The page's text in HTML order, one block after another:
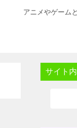
アニメやゲーム
サイト